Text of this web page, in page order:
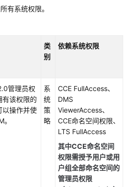
有系统权限。
类
别
依赖系统权限
管理员权
有该权限的
以操作并使
。
系
统
策
略
CCE FullAccess、
DMS
ViewerAccess、
CCE命名空间权限、
LTS FullAccess
其中CCE命名空间
权限需授予用户或用
户组全部命名空间的
管理员权限